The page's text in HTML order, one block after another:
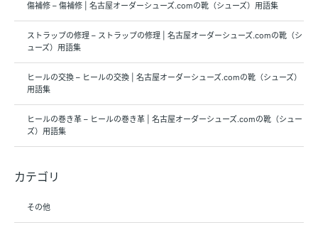
傷補修 – 傷補修 | 名古屋オーダーシューズ.comの靴（シューズ）用語集
ストラップの修理 – ストラップの修理 | 名古屋オーダーシューズ.comの靴（シ
ューズ）用語集
ヒールの交換 – ヒールの交換 | 名古屋オーダーシューズ.comの靴（シューズ）
用語集
ヒールの巻き革 – ヒールの巻き革 | 名古屋オーダーシューズ.comの靴（シュー
ズ）用語集
カテゴリ
その他